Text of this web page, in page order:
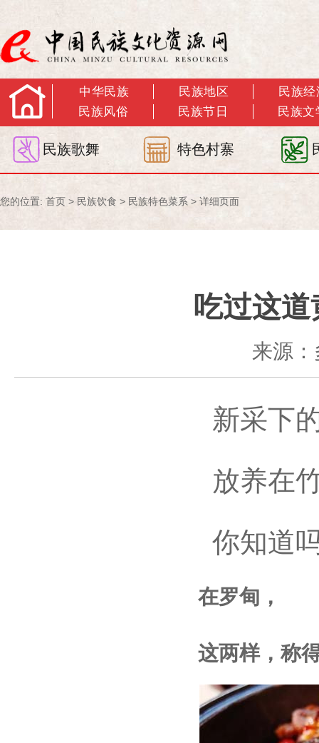
中华民族 民族地区
民族经
民族风俗
民族节日 民族文
民族歌舞 特色村寨
您的位置: 首页 > 民族饮食 > 民族特色菜系 > 详细页面
吃过这
来源
新采下的
放养在竹
你知道
在罗甸，
这两样，称得